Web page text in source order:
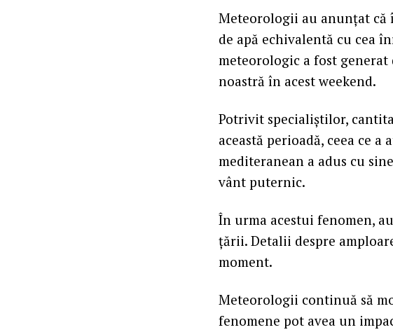
Meteorologii au anunțat că
de apă echivalentă cu cea
meteorologic a fost
noastră în acest weekend.
Potrivit specialiștilor,
această perioadă, ceea ce
mediteranean a adus cu
vânt puternic.
În urma acestui fenomen,
țării. Detalii despre
moment.
Meteorologii continuă să
fenomene pot avea un